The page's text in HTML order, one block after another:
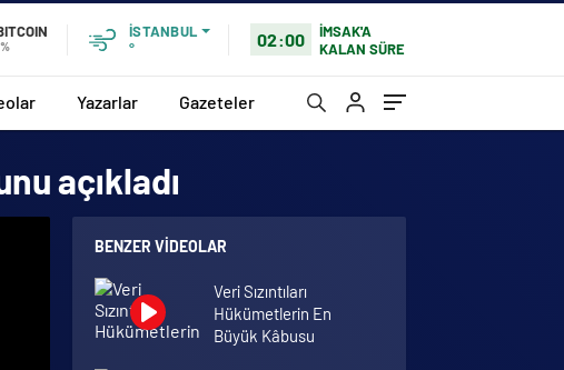
%
İSTANBUL
°
02:00
İMSAK'A
KALAN SÜRE
Yazarlar Gazeteler
açıkladı
BENZER VIDEOLAR
Veri Sızıntıları
Hükümetlerin En
Büyük Kâbusu